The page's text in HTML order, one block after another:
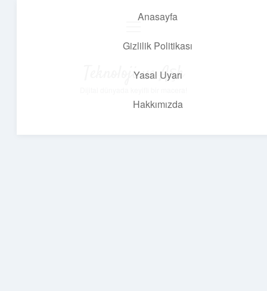
Anasayfa
Gizlilik Politikası
Yasal Uyarı
Hakkımızda
Teknoloji ve Aşk